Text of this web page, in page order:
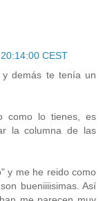
CEST
y demás te tenía un
como lo tienes, es
la columna de las
y me he reido como
bueniiiisimas. Así